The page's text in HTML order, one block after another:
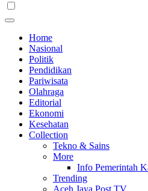
Home
Nasional
Politik
Pendidikan
Pariwisata
Olahraga
Editorial
Ekonomi
Kesehatan
Collection
Tekno & Sains
More
Info Pemerintah
Trending
Aceh Jaya Post TV